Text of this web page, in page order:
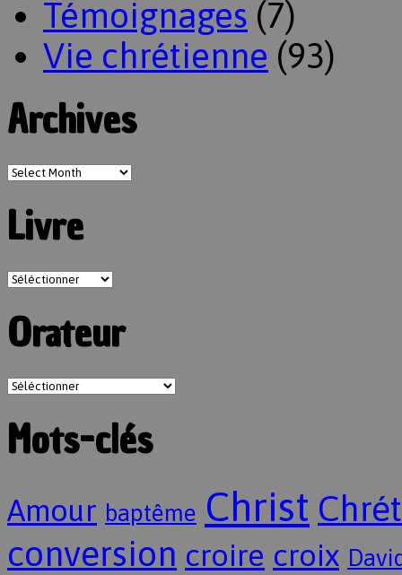
Témoignages (7)
Vie chrétienne (93)
Archives
Livre
Orateur
Mots-clés
Amour baptême Christ
conversion croire croix